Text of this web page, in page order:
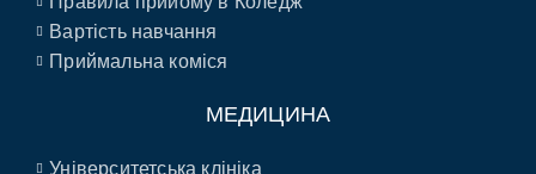
Вартість навчання
Приймальна коміся
МЕДИЦИНА
Університетська клініка